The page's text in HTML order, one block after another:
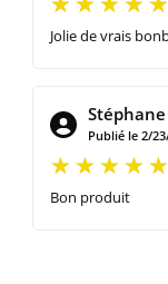
Jolie de vrais
Publié le 2/
Bon produit